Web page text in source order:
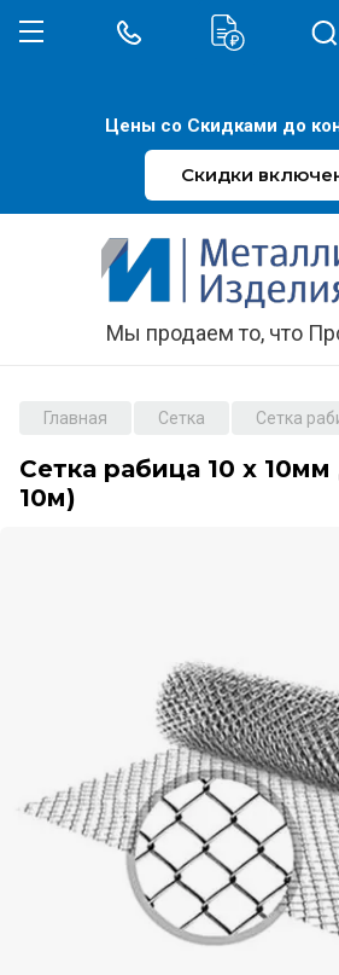
Цены со Скидками до
Скидки
Мы продаем то, что
Главная Сетка Сетка
Сетка рабица 10 х 10мм
10м)